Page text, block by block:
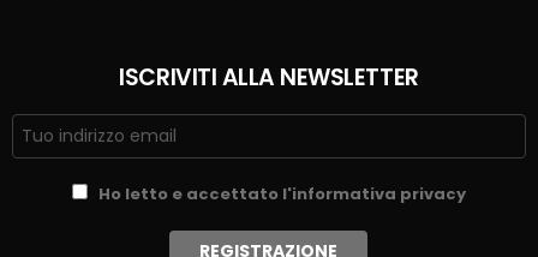
ISCRIVITI ALLA NEWSLETTER
Ho letto e accettato l'informativa privacy